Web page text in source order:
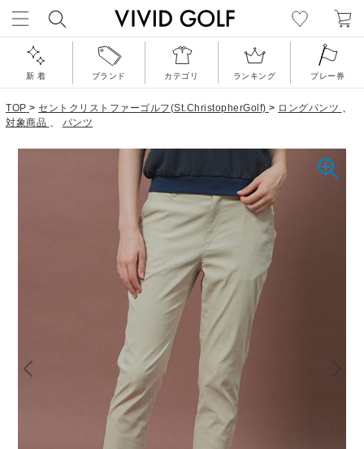
新 着 ブランド カテゴリ ランキング プレー券
TOP > セントクリストファーゴルフ(St.ChristopherGolf) > ロングパンツ 、
対象商品 、 パンツ